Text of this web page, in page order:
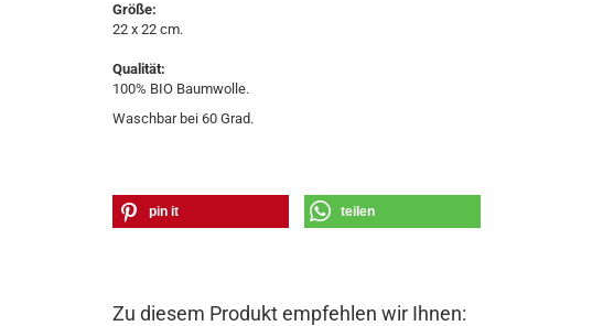
Größe:
22 x 22 cm.
Qualität:
100% BIO Baumwolle.
Waschbar bei 60 Grad.
pin it teilen
Zu diesem Produkt empfehlen wir Ihnen: